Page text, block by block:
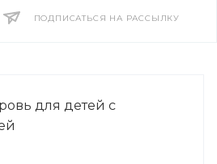
ПОДПИСАТЬСЯ НА РАССЫЛКУ
для детей с